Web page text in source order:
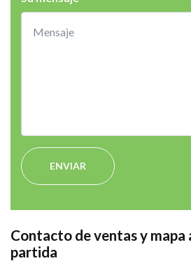
ENVIAR
Contacto de ventas y mapa
partida